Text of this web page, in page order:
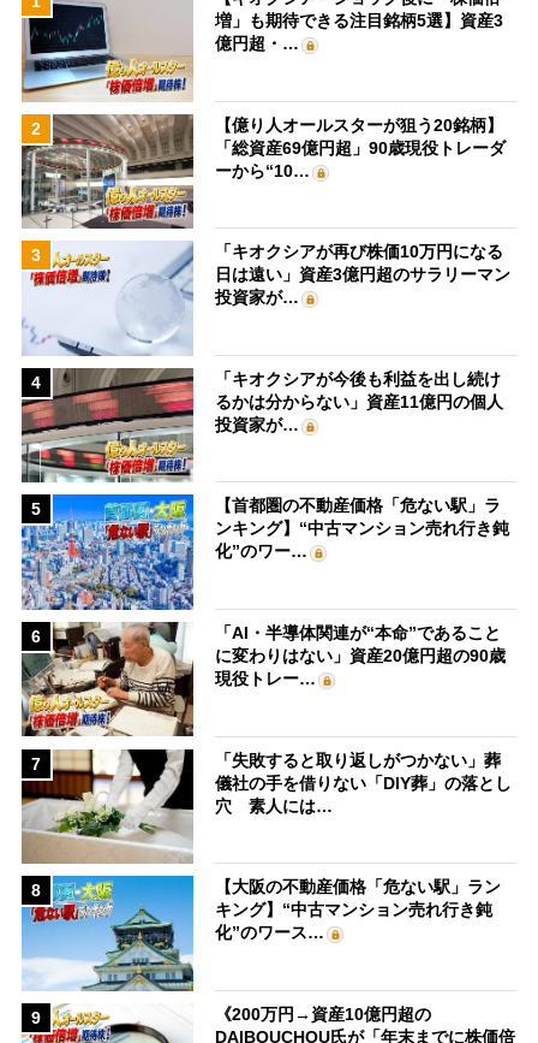
増」も期待できる注目銘柄5選】資産3
億円超・…
2
【億り人オールスターが狙う20銘柄】
「総資産69億円超」90歳現役トレーダ
ーから“10…
3
「キオクシアが再び株価10万円になる
日は遠い」資産3億円超のサラリーマン
投資家が…
4
「キオクシアが今後も利益を出し続け
るかは分からない」資産11億円の個人
投資家が…
5
【首都圏の不動産価格「危ない駅」ラ
ンキング】“中古マンション売れ行き鈍
化”のワー…
6
「AI・半導体関連が“本命”であること
に変わりはない」資産20億円超の90歳
現役トレー…
7
「失敗すると取り返しがつかない」葬
儀社の手を借りない「DIY葬」の落とし
穴 素人には…
8
【大阪の不動産価格「危ない駅」ラン
キング】“中古マンション売れ行き鈍
化”のワース…
9
《200万円→資産10億円超の
DAIBOUCHOU氏が「年末までに株価倍